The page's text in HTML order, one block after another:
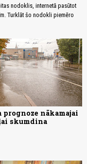
nodoklis, internetā pasūtot
Turklāt šo nodokli piemēro
prognoze nākamajai
skumdina